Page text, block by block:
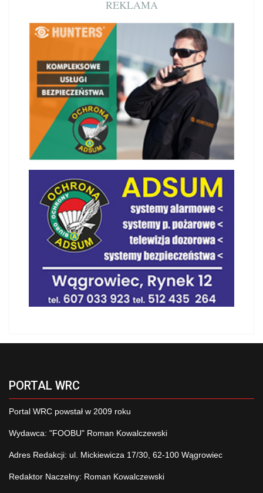
REKLAMA
PORTAL WRC
Portal WRC powstał w 2009 roku
Wydawca: "FOOBU" Roman Kowalczewski
Adres Redakcji: ul. Mickiewicza 17/30, 62-100 Wągrowiec
Redaktor Naczelny: Roman Kowalczewski